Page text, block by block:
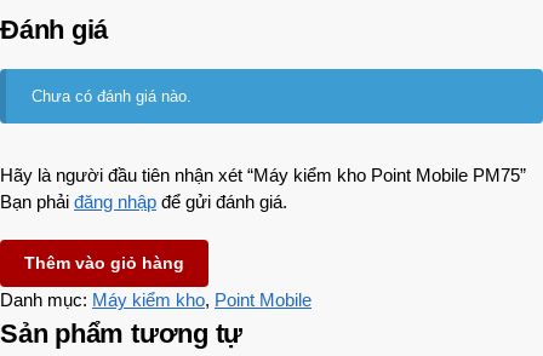
Đánh giá
Chưa có đánh giá nào.
Hãy là người đầu tiên nhận xét “Máy kiểm kho Point Mobile PM75”
Bạn phải đăng nhập để gửi đánh giá.
Thêm vào giỏ hàng
Danh mục: Máy kiểm kho, Point Mobile
Sản phẩm tương tự